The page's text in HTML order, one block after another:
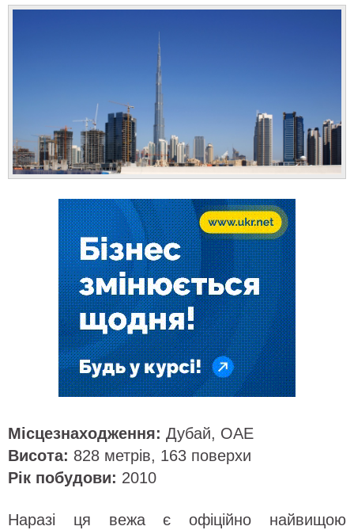
Місцезнаходження: Дубай, ОАЕ
Висота: 828 метрів, 163 поверхи
Рік побудови: 2010
Наразі ця вежа є офіційно найвищою